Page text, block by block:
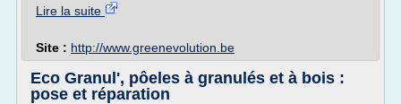
Lire la suite
Site : http://www.greenevolution.be
Eco Granul', pôeles à granulés et à bois :
pose et réparation